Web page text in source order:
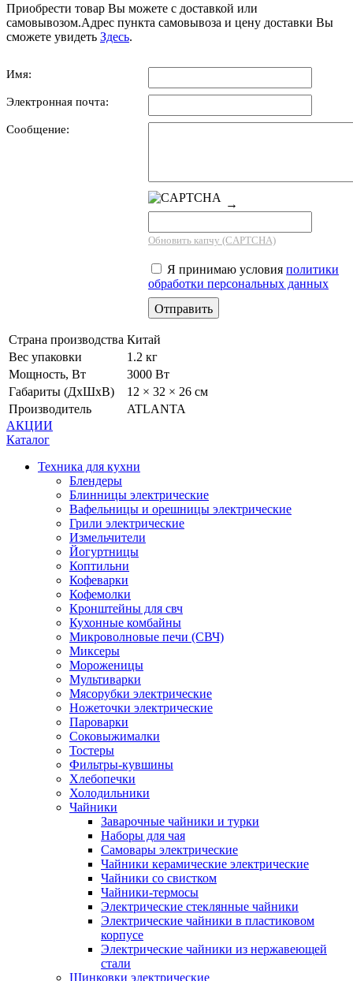
Приобрести товар Вы можете с доставкой или
самовывозом.Адрес пункта самовывоза и цену доставки Вы
сможете увидеть Здесь.
Имя:
Электронная почта:
Сообщение:
→
Обновить капчу (CAPTCHA)
Я принимаю условия политики
обработки персональных данных
Страна производства Китай
Вес упаковки
1.2 кг
Мощность, Вт
3000 Вт
Габариты (ДхШхВ)
12 × 32 × 26 см
Производитель
ATLANTA
АКЦИИ
Каталог
Техника для кухни
Блендеры
Блинницы электрические
Вафельницы и орешницы электрические
Грили электрические
Измельчители
Йогуртницы
Коптильни
Кофеварки
Кофемолки
Кронштейны для свч
Кухонные комбайны
Микроволновые печи (СВЧ)
Миксеры
Мороженицы
Мультиварки
Мясорубки электрические
Ножеточки электрические
Пароварки
Соковыжималки
Тостеры
Фильтры-кувшины
Хлебопечки
Холодильники
Чайники
Заварочные чайники и турки
Наборы для чая
Самовары электрические
Чайники керамические электрические
Чайники со свистком
Чайники-термосы
Электрические стеклянные чайники
Электрические чайники в пластиковом
корпусе
Электрические чайники из нержавеющей
стали
Шинковки электрические